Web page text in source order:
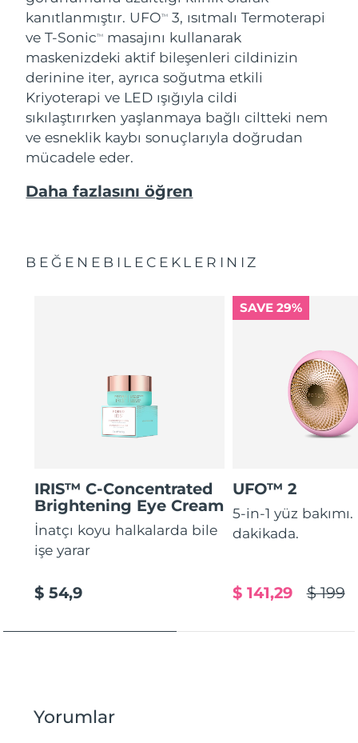
kanıtlanmıştır. UFOTM
3, ısıtmalı Termoterapi
ve T-SonicTM
masajını kullanarak
maskenizdeki aktif bileşenleri cildinizin
derinine iter, ayrıca soğutma etkili
Kriyoterapi ve LED ışığıyla cildi
sıkılaştırırken yaşlanmaya bağlı ciltteki nem
ve esneklik kaybı sonuçlarıyla doğrudan
mücadele eder.
Daha fazlasını öğren
BEĞENEBILECEKLERINIZ
IRIS™ C-Concentrated
Brightening Eye Cream
İnatçı koyu halkalarda bile
işe yarar
$ 54,9
SAVE 29%
UFO™ 2
5-in-1 yüz
dakikada.
$ 199
$ 141,29